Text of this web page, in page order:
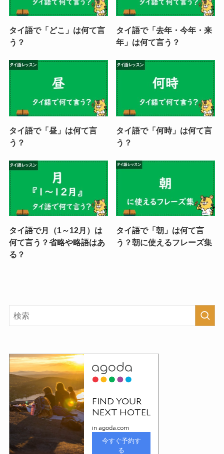
タイ語で「どこ」は何て言
う？
タイ語で「去年・今年・来
年」は何て言う？
タイ語で「昼」は何て言
う？
タイ語で「何時」は何て言
う？
タイ語で月（1～12月）は
何て言う？省略や略語はあ
る？
タイ語で「朝」は何て言
う？朝に使えるフレーズ集